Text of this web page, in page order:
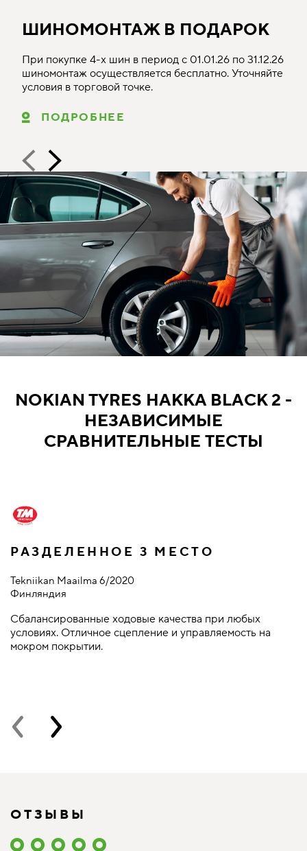
ШИНОМОНТАЖ В ПОДАРОК
При покупке 4-х шин в период с 01.01.26 по 31.12.26
шиномонтаж осуществляется бесплатно. Уточняйте
условия в торговой точке.
ПОДРОБНЕЕ
NOKIAN TYRES HAKKA BLACK 2 -
НЕЗАВИСИМЫЕ
СРАВНИТЕЛЬНЫЕ ТЕСТЫ
РАЗДЕЛЕННОЕ 3 МЕСТО
Tekniikan Maailma 6/2020
Финляндия
Сбалансированные ходовые качества при любых
условиях. Отличное сцепление и управляемость на
мокром покрытии.
ОТЗЫВЫ